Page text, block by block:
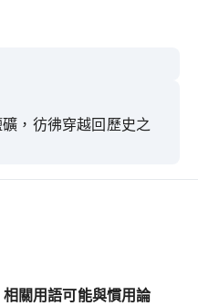
，彷彿穿越回歷史之
浸在鹽礦的歷史和美景
開啟新的一天
返回飯店。
關用語可能與慣用論